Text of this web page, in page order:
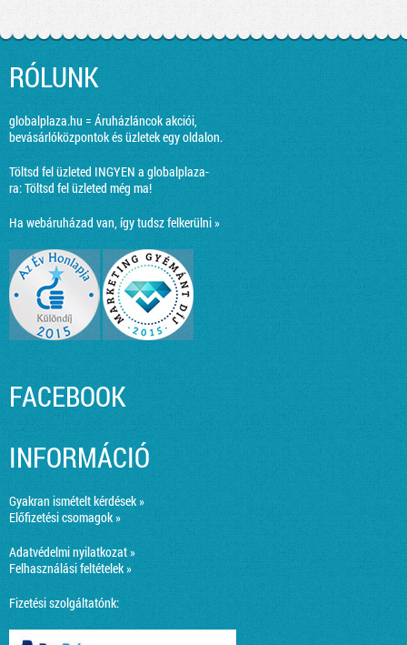
RÓLUNK
globalplaza.hu = Áruházláncok akciói,
bevásárlóközpontok és üzletek egy oldalon.
Töltsd fel üzleted INGYEN a globalplaza-
ra:Töltsd fel üzleted még ma!
Ha webáruházad van, így tudsz felkerülni »
FACEBOOK
INFORMÁCIÓ
Gyakran ismételt kérdések »
Előfizetési csomagok »
Adatvédelmi nyilatkozat »
Felhasználási feltételek »
Fizetési szolgáltatónk: